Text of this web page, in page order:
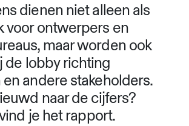
dienen niet alleen als
voor ontwerpers en
maar worden ook
de lobby richting
andere stakeholders.
naar de cijfers?
je het rapport.